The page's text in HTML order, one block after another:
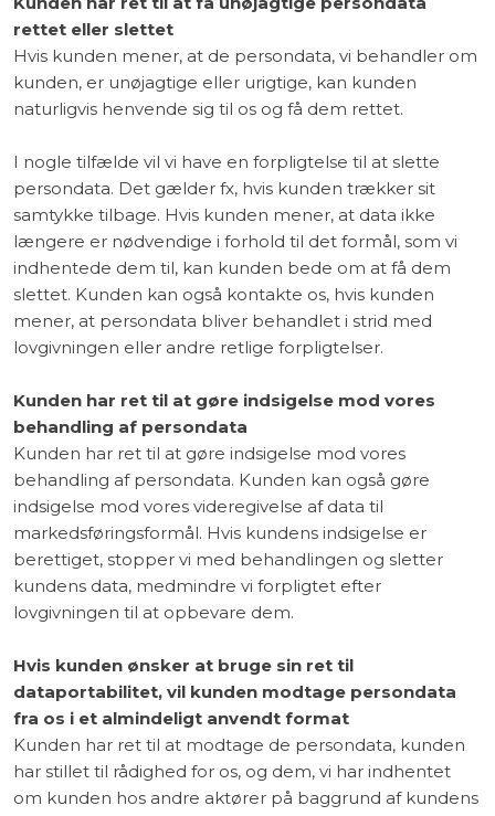
rettet eller slettet
Hvis kunden mener, at de persondata, vi behandler om
kunden, er unøjagtige eller urigtige, kan kunden
naturligvis henvende sig til os og få dem rettet.
I nogle tilfælde vil vi have en forpligtelse til at slette
persondata. Det gælder fx, hvis kunden trækker sit
samtykke tilbage. Hvis kunden mener, at data ikke
længere er nødvendige i forhold til det formål, som vi
indhentede dem til, kan kunden bede om at få dem
slettet. Kunden kan også kontakte os, hvis kunden
mener, at persondata bliver behandlet i strid med
lovgivningen eller andre retlige forpligtelser.
Kunden har ret til at gøre indsigelse mod vores
behandling af persondata
Kunden har ret til at gøre indsigelse mod vores
behandling af persondata. Kunden kan også gøre
indsigelse mod vores videregivelse af data til
markedsføringsformål. Hvis kundens indsigelse er
berettiget, stopper vi med behandlingen og sletter
kundens data, medmindre vi forpligtet efter
lovgivningen til at opbevare dem.
Hvis kunden ønsker at bruge sin ret til
dataportabilitet, vil kunden modtage persondata
fra os i et almindeligt anvendt format
Kunden har ret til at modtage de persondata, kunden
har stillet til rådighed for os, og dem, vi har indhentet
om kunden hos andre aktører på baggrund af kundens